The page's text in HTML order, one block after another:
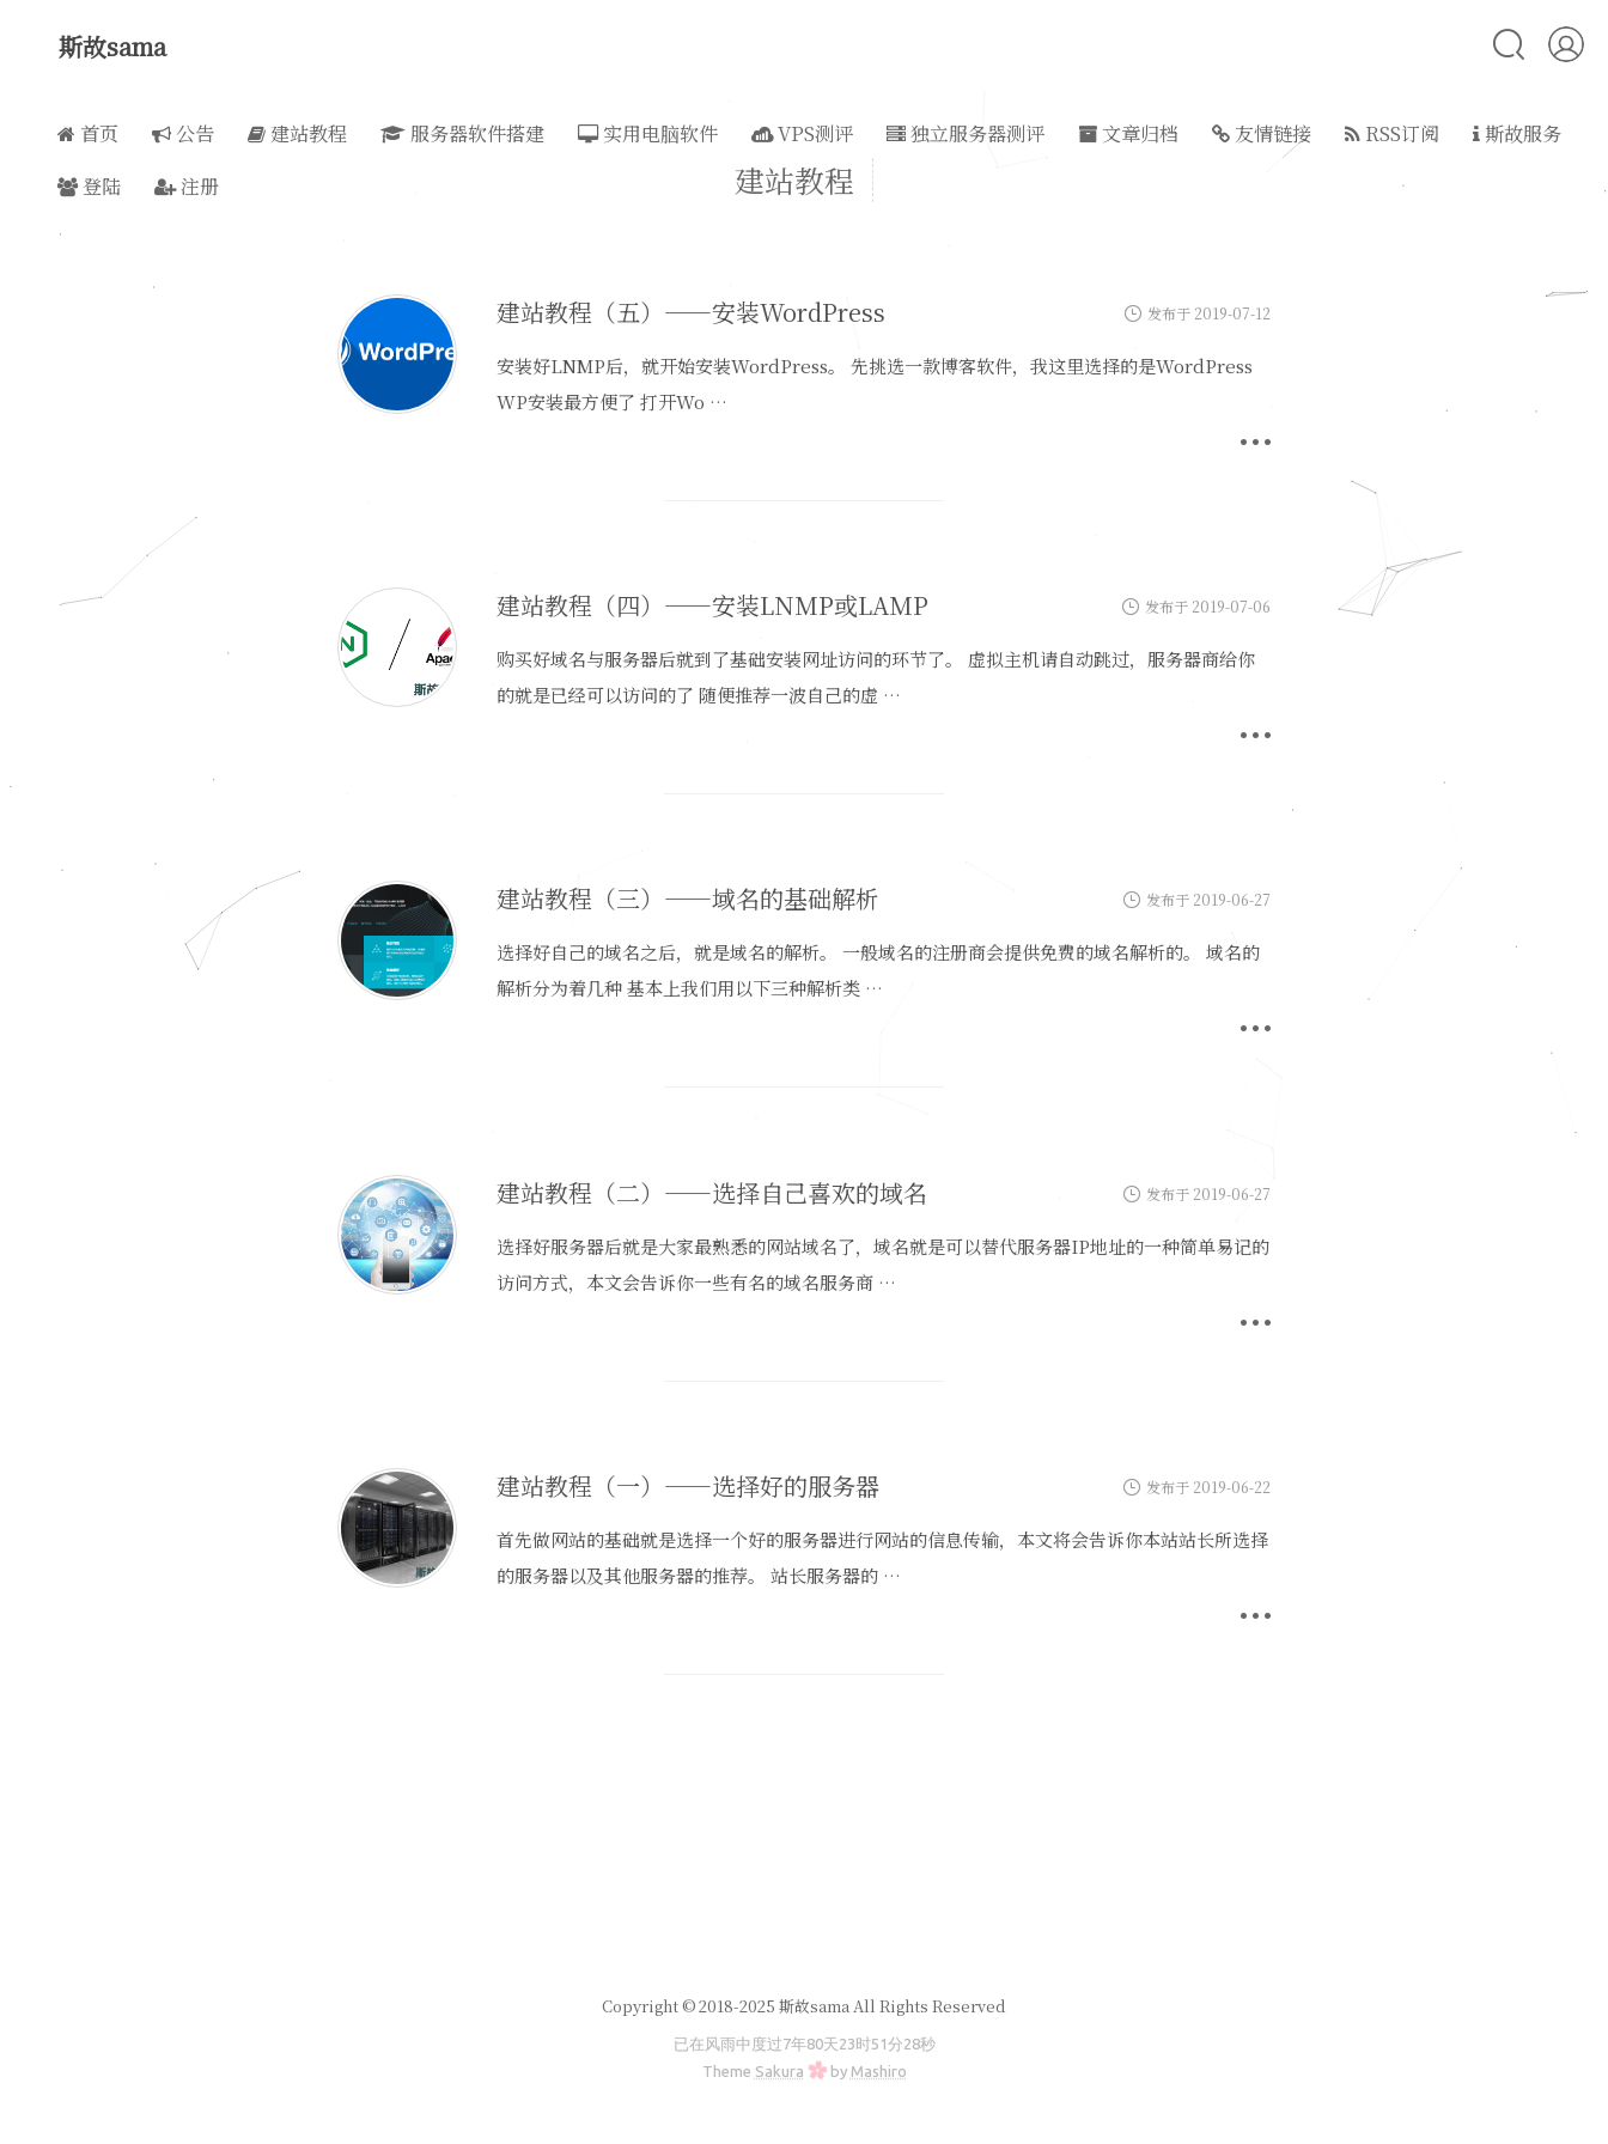
斯故sama
首页 公告 建站教程 服务器软件搭建 实用电脑软件 VPS测评 独立服务器测评 文章归档 友情链接 RSS订阅
斯故服务
登陆
注册 建站教程
建站教程（五）——安装WordPress 发布于 2019-07-12
安装好LNMP后，就开始安装WordPress。 先挑选一款博客软件，我这里选择的是WordPress
WP安装最方便了 打开Wo …
建站教程（四）——安装LNMP或LAMP 发布于 2019-07-06
购买好域名与服务器后就到了基础安装网址访问的环节了。 虚拟主机请自动跳过，服务器商给你
的就是已经可以访问的了 随便推荐一波自己的虚 …
建站教程（三）——域名的基础解析 发布于 2019-06-27
选择好自己的域名之后，就是域名的解析。 一般域名的注册商会提供免费的域名解析的。 域名的
解析分为着几种 基本上我们用以下三种解析类 …
建站教程（二）——选择自己喜欢的域名 发布于 2019-06-27
选择好服务器后就是大家最熟悉的网站域名了，域名就是可以替代服务器IP地址的一种简单易记的
访问方式，本文会告诉你一些有名的域名服务商 …
建站教程（一）——选择好的服务器 发布于 2019-06-22
首先做网站的基础就是选择一个好的服务器进行网站的信息传输，本文将会告诉你本站站长所选择
的服务器以及其他服务器的推荐。 站长服务器的 …
Copyright © 2018-2025 斯故sama All Rights Reserved
已在风雨中度过7年80天23时51分28秒
Theme Sakura by Mashiro